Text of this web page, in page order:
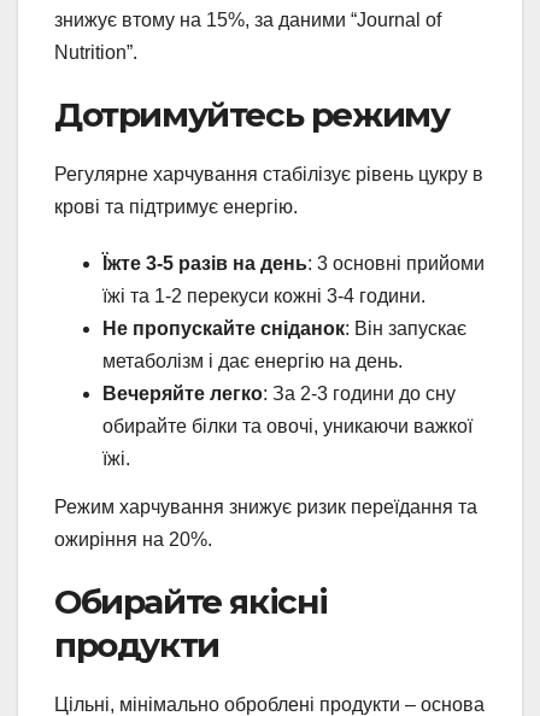
знижує втому на 15%, за даними “Journal of
Nutrition”.
Дотримуйтесь режиму
Регулярне харчування стабілізує рівень цукру в
крові та підтримує енергію.
Їжте 3-5 разів на день: 3 основні прийоми
їжі та 1-2 перекуси кожні 3-4 години.
Не пропускайте сніданок: Він запускає
метаболізм і дає енергію на день.
Вечеряйте легко: За 2-3 години до сну
обирайте білки та овочі, уникаючи важкої
їжі.
Режим харчування знижує ризик переїдання та
ожиріння на 20%.
Обирайте якісні
продукти
Цільні, мінімально оброблені продукти – основа